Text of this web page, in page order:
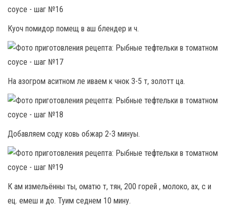
Куоч помидор помещ в аш блендер и ч.
На азогром аситном ле иваем к чнок 3-5 т, золотт ца.
Добавляем соду ковь обжар 2-3 минуы.
К ам измельённы ты, оматю т, тян, 200 горей , молоко, ах, с и
ец. емеш и до. Туим седнем 10 мину.